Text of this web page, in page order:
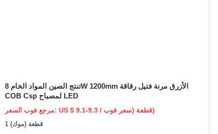
تنتج الصين المواد الخام 8W 1200mm الأزرق مرنة فتيل رقاقة
COB Csp لمصباح LED
مرجع فوب السعر: US $ 9.1-9.3 / قطعة (سعر فوب)
1 قطعة (موك)